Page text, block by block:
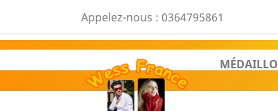
Appelez-nous : 0364795861